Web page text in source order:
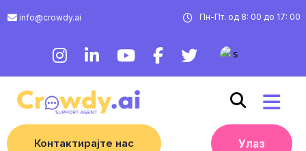
info@crowdy.ai Пн-Пт. од 8: 00 до 17: 00
Контактирајте нас Улаз